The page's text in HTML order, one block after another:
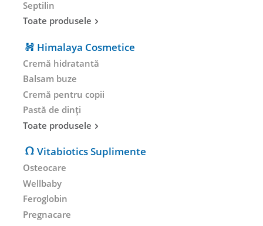
Septilin
Toate produsele
Himalaya Cosmetice
Cremă hidratantă
Balsam buze
Cremă pentru copii
Pastă de dinți
Toate produsele
Vitabiotics Suplimente
Osteocare
Wellbaby
Feroglobin
Pregnacare